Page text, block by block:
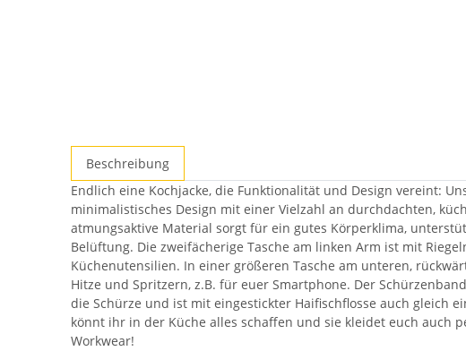
Beschreibung
Endlich eine Kochjacke, die Funktionalität und Design vereint:
minimalistisches Design mit einer Vielzahl an durchdachten,
atmungsaktive Material sorgt für ein gutes Körperklima,
Belüftung. Die zweifächerige Tasche am linken Arm ist mit
Küchenutensilien. In einer größeren Tasche am unteren,
Hitze und Spritzern, z.B. für euer Smartphone. Der
die Schürze und ist mit eingestickter Haifischflosse auch gleich
könnt ihr in der Küche alles schaffen und sie kleidet euch auch
Workwear!